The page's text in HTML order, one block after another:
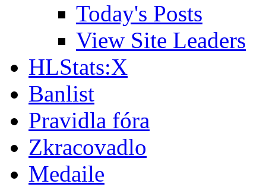
Today's Posts
View Site Leaders
HLStats:X
Banlist
Pravidla fóra
Zkracovadlo
Medaile